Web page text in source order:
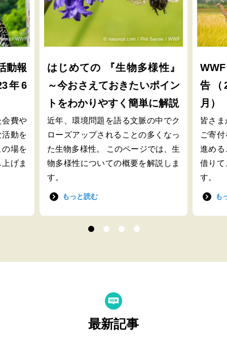
/ WWF
動報
年6
会費や
動を
場を
げま
© naturepl.com / Phil Savoie / WWF
はじめての 『生物多様性』
～今おさえておきたいポイン
トをわかりやすく簡単に解説
近年、環境問題を語る文脈の中でク
ローズアップされることの多くなっ
た生物多様性。 このページでは、生
物多様性についての概要を解説しま
す。
もっと読む
告（
月）
皆さ
ご寄
進める
借りて
す。
も
最新記事